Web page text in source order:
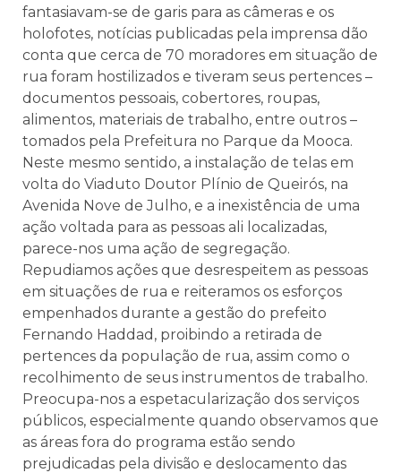
fantasiavam-se de garis para as câmeras e os
holofotes, notícias publicadas pela imprensa dão
conta que cerca de 70 moradores em situação de
rua foram hostilizados e tiveram seus pertences –
documentos pessoais, cobertores, roupas,
alimentos, materiais de trabalho, entre outros –
tomados pela Prefeitura no Parque da Mooca.
Neste mesmo sentido, a instalação de telas em
volta do Viaduto Doutor Plínio de Queirós, na
Avenida Nove de Julho, e a inexistência de uma
ação voltada para as pessoas ali localizadas,
parece-nos uma ação de segregação.
Repudiamos ações que desrespeitem as pessoas
em situações de rua e reiteramos os esforços
empenhados durante a gestão do prefeito
Fernando Haddad, proibindo a retirada de
pertences da população de rua, assim como o
recolhimento de seus instrumentos de trabalho.
Preocupa-nos a espetacularização dos serviços
públicos, especialmente quando observamos que
as áreas fora do programa estão sendo
prejudicadas pela divisão e deslocamento das